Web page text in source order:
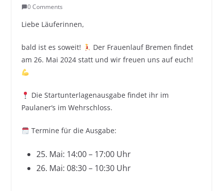
0 Comments
Liebe Läuferinnen,
bald ist es soweit!
Der Frauenlauf Bremen findet
am 26. Mai 2024 statt und wir freuen uns auf euch!
Die Startunterlagenausgabe findet ihr im
Paulaner‘s im Wehrschloss.
Termine für die Ausgabe:
25. Mai: 14:00 – 17:00 Uhr
26. Mai: 08:30 – 10:30 Uhr